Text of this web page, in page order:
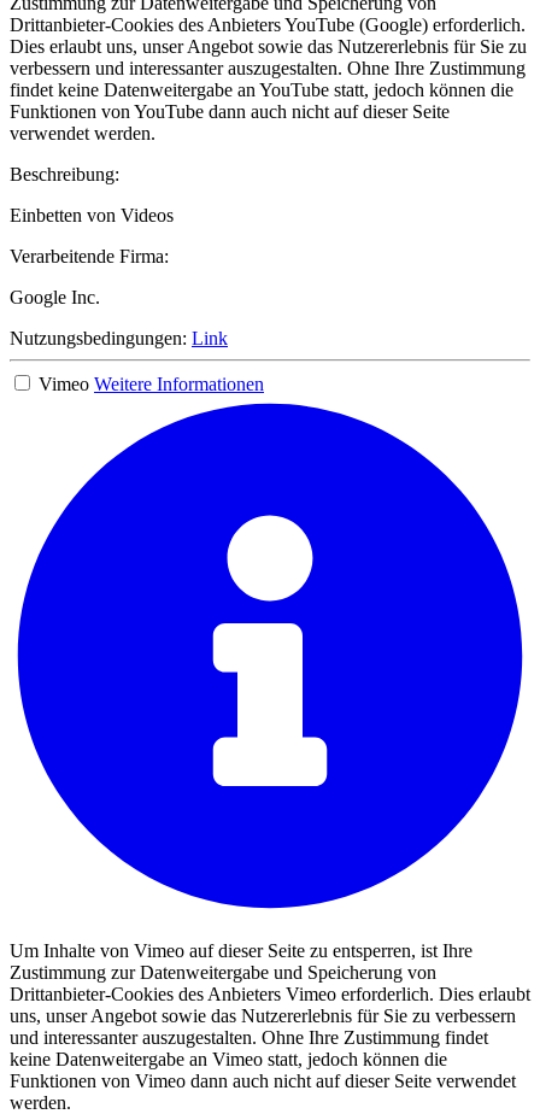
Drittanbieter-Cookies des Anbieters YouTube (Google) erforderlich.
Dies erlaubt uns, unser Angebot sowie das Nutzererlebnis für Sie zu
verbessern und interessanter auszugestalten. Ohne Ihre Zustimmung
findet keine Datenweitergabe an YouTube statt, jedoch können die
Funktionen von YouTube dann auch nicht auf dieser Seite
verwendet werden.
Beschreibung:
Einbetten von Videos
Verarbeitende Firma:
Google Inc.
Nutzungsbedingungen: Link
Vimeo Weitere Informationen
Um Inhalte von Vimeo auf dieser Seite zu entsperren, ist Ihre
Zustimmung zur Datenweitergabe und Speicherung von
Drittanbieter-Cookies des Anbieters Vimeo erforderlich. Dies erlaubt
uns, unser Angebot sowie das Nutzererlebnis für Sie zu verbessern
und interessanter auszugestalten. Ohne Ihre Zustimmung findet
keine Datenweitergabe an Vimeo statt, jedoch können die
Funktionen von Vimeo dann auch nicht auf dieser Seite verwendet
werden.